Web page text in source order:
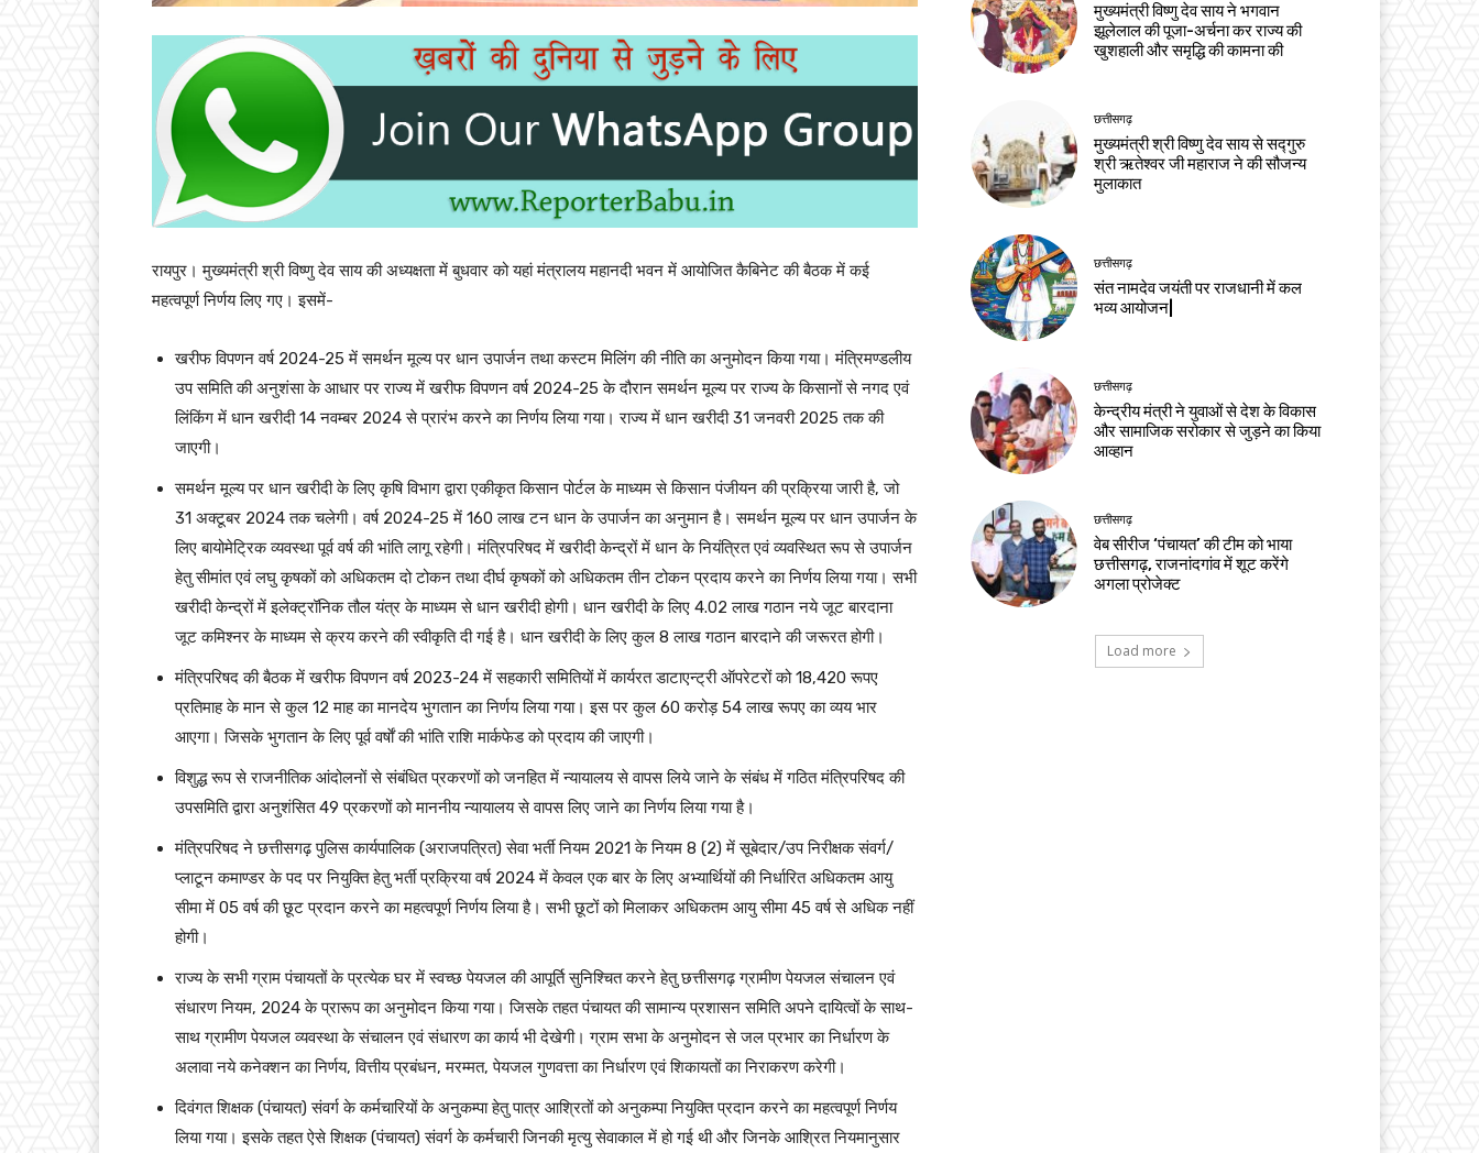
रायपुर। मुख्यमंत्री श्री विष्णु देव साय की अध्यक्षता में बुधवार को यहां मंत्रालय महानदी भवन में आयोजित कैबिनेट की बैठक में कई
महत्वपूर्ण निर्णय लिए गए। इसमें-
खरीफ विपणन वर्ष 2024-25 में समर्थन मूल्य पर धान उपार्जन तथा कस्टम मिलिंग की नीति का अनुमोदन किया गया। मंत्रिमण्डलीय
उप समिति की अनुशंसा के आधार पर राज्य में खरीफ विपणन वर्ष 2024-25 के दौरान समर्थन मूल्य पर राज्य के किसानों से नगद एवं
लिंकिंग में धान खरीदी 14 नवम्बर 2024 से प्रारंभ करने का निर्णय लिया गया। राज्य में धान खरीदी 31 जनवरी 2025 तक की
जाएगी।
समर्थन मूल्य पर धान खरीदी के लिए कृषि विभाग द्वारा एकीकृत किसान पोर्टल के माध्यम से किसान पंजीयन की प्रक्रिया जारी है, जो
31 अक्टूबर 2024 तक चलेगी। वर्ष 2024-25 में 160 लाख टन धान के उपार्जन का अनुमान है। समर्थन मूल्य पर धान उपार्जन के
लिए बायोमेट्रिक व्यवस्था पूर्व वर्ष की भांति लागू रहेगी। मंत्रिपरिषद में खरीदी केन्द्रों में धान के नियंत्रित एवं व्यवस्थित रूप से उपार्जन
हेतु सीमांत एवं लघु कृषकों को अधिकतम दो टोकन तथा दीर्घ कृषकों को अधिकतम तीन टोकन प्रदाय करने का निर्णय लिया गया। सभी
खरीदी केन्द्रों में इलेक्ट्रॉनिक तौल यंत्र के माध्यम से धान खरीदी होगी। धान खरीदी के लिए 4.02 लाख गठान नये जूट बारदाना
जूट कमिश्नर के माध्यम से क्रय करने की स्वीकृति दी गई है। धान खरीदी के लिए कुल 8 लाख गठान बारदाने की जरूरत होगी।
मंत्रिपरिषद की बैठक में खरीफ विपणन वर्ष 2023-24 में सहकारी समितियों में कार्यरत डाटाएन्ट्री ऑपरेटरों को 18,420 रूपए
प्रतिमाह के मान से कुल 12 माह का मानदेय भुगतान का निर्णय लिया गया। इस पर कुल 60 करोड़ 54 लाख रूपए का व्यय भार
आएगा। जिसके भुगतान के लिए पूर्व वर्षाें की भांति राशि मार्कफेड को प्रदाय की जाएगी।
विशुद्ध रूप से राजनीतिक आंदोलनों से संबंधित प्रकरणों को जनहित में न्यायालय से वापस लिये जाने के संबंध में गठित मंत्रिपरिषद की
उपसमिति द्वारा अनुशंसित 49 प्रकरणों को माननीय न्यायालय से वापस लिए जाने का निर्णय लिया गया है।
मंत्रिपरिषद ने छत्तीसगढ़ पुलिस कार्यपालिक (अराजपत्रित) सेवा भर्ती नियम 2021 के नियम 8 (2) में सूबेदार/उप निरीक्षक संवर्ग/
प्लाटून कमाण्डर के पद पर नियुक्ति हेतु भर्ती प्रक्रिया वर्ष 2024 में केवल एक बार के लिए अभ्यार्थियों की निर्धारित अधिकतम आयु
सीमा में 05 वर्ष की छूट प्रदान करने का महत्वपूर्ण निर्णय लिया है। सभी छूटों को मिलाकर अधिकतम आयु सीमा 45 वर्ष से अधिक नहीं
होगी।
राज्य के सभी ग्राम पंचायतों के प्रत्येक घर में स्वच्छ पेयजल की आपूर्ति सुनिश्चित करने हेतु छत्तीसगढ़ ग्रामीण पेयजल संचालन एवं
संधारण नियम, 2024 के प्रारूप का अनुमोदन किया गया। जिसके तहत पंचायत की सामान्य प्रशासन समिति अपने दायित्वों के साथ-
साथ ग्रामीण पेयजल व्यवस्था के संचालन एवं संधारण का कार्य भी देखेगी। ग्राम सभा के अनुमोदन से जल प्रभार का निर्धारण के
अलावा नये कनेक्शन का निर्णय, वित्तीय प्रबंधन, मरम्मत, पेयजल गुणवत्ता का निर्धारण एवं शिकायतों का निराकरण करेगी।
दिवंगत शिक्षक (पंचायत) संवर्ग के कर्मचारियों के अनुकम्पा हेतु पात्र आश्रितों को अनुकम्पा नियुक्ति प्रदान करने का महत्वपूर्ण निर्णय
लिया गया। इसके तहत ऐसे शिक्षक (पंचायत) संवर्ग के कर्मचारी जिनकी मृत्यु सेवाकाल में हो गई थी और जिनके आश्रित नियमानुसार
मुख्यमंत्री विष्णु देव साय ने भगवान
झूलेलाल की पूजा-अर्चना कर राज्य की
खुशहाली और समृद्धि की कामना की
छत्तीसगढ़
मुख्यमंत्री श्री विष्णु देव साय से सद्गुरु
श्री ऋतेश्वर जी महाराज ने की सौजन्य
मुलाकात
छत्तीसगढ़
संत नामदेव जयंती पर राजधानी में कल
भव्य आयोजन|
छत्तीसगढ़
केन्द्रीय मंत्री ने युवाओं से देश के विकास
और सामाजिक सरोकार से जुड़ने का किया
आव्हान
छत्तीसगढ़
वेब सीरीज ‘पंचायत’ की टीम को भाया
छत्तीसगढ़, राजनांदगांव में शूट करेंगे
अगला प्रोजेक्ट
Load more